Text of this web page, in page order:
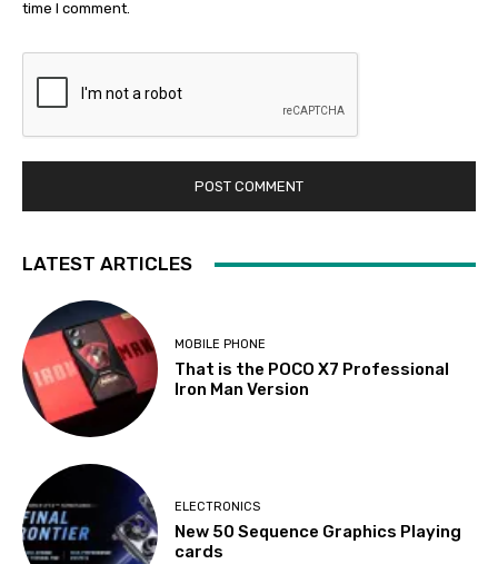
time I comment.
LATEST ARTICLES
MOBILE PHONE
That is the POCO X7 Professional
Iron Man Version
ELECTRONICS
New 50 Sequence Graphics Playing
cards